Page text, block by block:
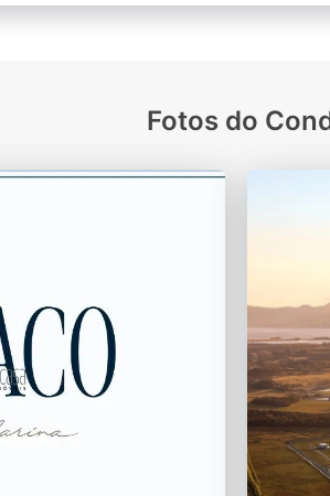
Fotos do